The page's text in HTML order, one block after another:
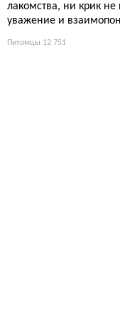
лакомства, ни крик не
уважение и
Питомцы 12 751